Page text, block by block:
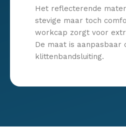
Het reflecterende
stevige maar toch
workcap zorgt voor
De maat is aanpasbaar
klittenbandsluiting.